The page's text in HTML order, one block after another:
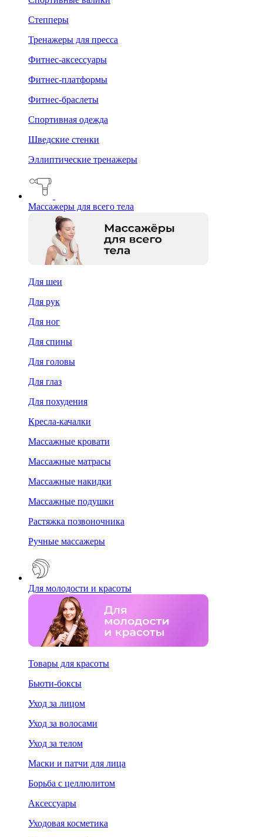
Степперы
Тренажеры для пресса
Фитнес-аксессуары
Фитнес-платформы
Фитнес-браслеты
Спортивная одежда
Шведские стенки
Эллиптические тренажеры
Массажеры для всего тела
Для шеи
Для рук
Для ног
Для спины
Для головы
Для глаз
Для похудения
Кресла-качалки
Массажные кровати
Массажные матрасы
Массажные накидки
Массажные подушки
Растяжка позвоночника
Ручные массажеры
Для молодости и красоты
Товары для красоты
Бьюти-боксы
Уход за лицом
Уход за волосами
Уход за телом
Маски и патчи для лица
Борьба с целлюлитом
Аксессуары
Уходовая косметика